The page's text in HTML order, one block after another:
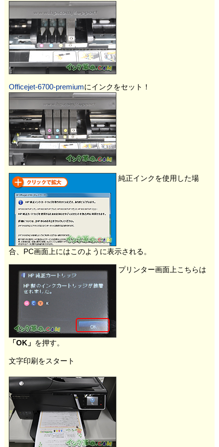
Officejet-6700-premiumにインクをセット！
純正インクを使用した場
合、PC画面上にはこのように表示される。
プリンター画面上こちらは
「OK」 を押す。
文字印刷をスタート